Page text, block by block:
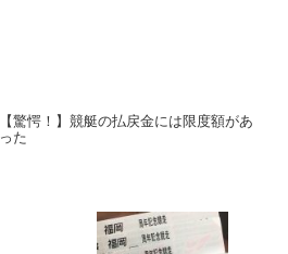
【驚愕！】競艇の払戻金には限度額があ
った